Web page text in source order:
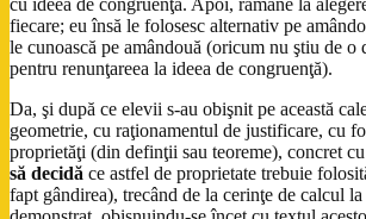
fiecare; eu însă le folosesc alternativ pe
le cunoască pe amândouă (oricum nu ştiu de o
pentru renunţareea la ideea de congruenţă).
Da, şi după ce elevii s-au obişnit pe această
geometrie, cu raţionamentul de justificare, cu
proprietăţi (din definţii sau teoreme), concret
să decidă ce astfel de proprietate trebuie
fapt gândirea), trecând de la cerinţe de calcul